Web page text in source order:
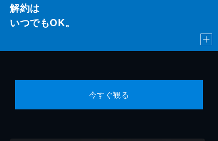
解約は
いつでもOK。
今すぐ観る